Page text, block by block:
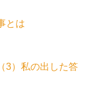
とは
3）私の出した答